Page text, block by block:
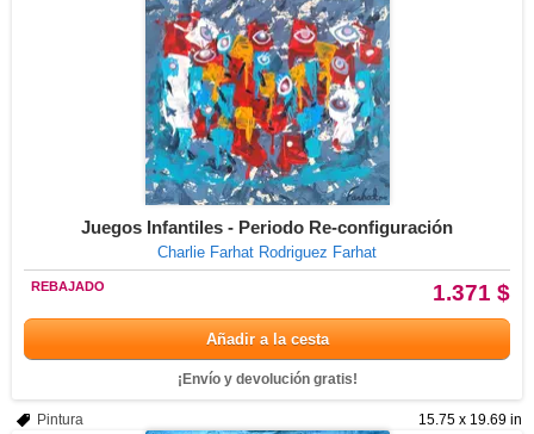
Juegos Infantiles - Periodo Re-configuración
Charlie Farhat Rodriguez Farhat
1.371 $
REBAJADO
Añadir a la cesta
¡Envío y devolución gratis!
15.75 x 19.69 in
Pintura